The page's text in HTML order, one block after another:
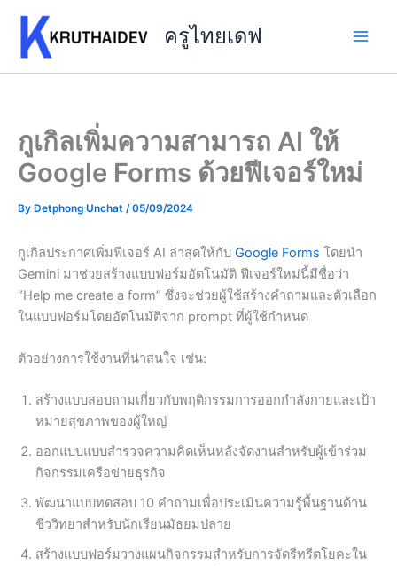
content
ครูไทยเดฟ
กูเกิลเพิ่มความสามารถ AI ให้
Google Forms ด้วยฟีเจอร์ใหม่
By Detphong Unchat /05/09/2024
กูเกิลประกาศเพิ่มฟีเจอร์ AI ล่าสุดให้กับ Google Forms โดยนำ
Gemini มาช่วยสร้างแบบฟอร์มอัตโนมัติ ฟีเจอร์ใหม่นี้มีชื่อว่า
“Help me create a form” ซึ่งจะช่วยผู้ใช้สร้างคำถามและตัวเลือก
ในแบบฟอร์มโดยอัตโนมัติจาก prompt ที่ผู้ใช้กำหนด
ตัวอย่างการใช้งานที่น่าสนใจ เช่น:
สร้างแบบสอบถามเกี่ยวกับพฤติกรรมการออกกำลังกายและเป้า
หมายสุขภาพของผู้ใหญ่
ออกแบบแบบสำรวจความคิดเห็นหลังจัดงานสำหรับผู้เข้าร่วม
กิจกรรมเครือข่ายธุรกิจ
พัฒนาแบบทดสอบ 10 คำถามเพื่อประเมินความรู้พื้นฐานด้าน
ชีววิทยาสำหรับนักเรียนมัธยมปลาย
สร้างแบบฟอร์มวางแผนกิจกรรมสำหรับการจัดรีทรีตโยคะใน